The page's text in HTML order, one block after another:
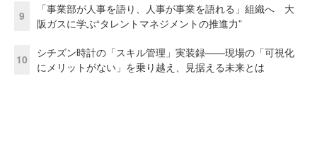
9
「事業部が人事を語り、人事が事業を語れる」組織へ 大
阪ガスに学ぶ“タレントマネジメントの推進力”
10
シチズン時計の「スキル管理」実装録——現場の「可視化
にメリットがない」を乗り越え、見据える未来とは